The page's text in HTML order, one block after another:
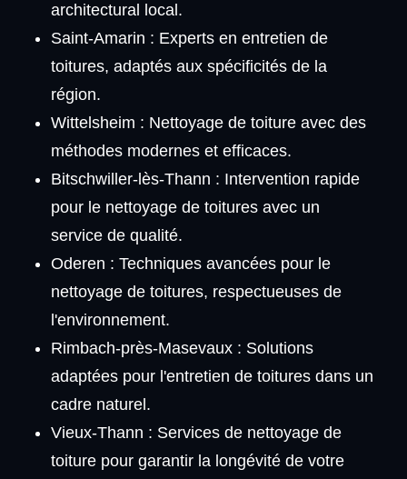
architectural local.
Saint-Amarin : Experts en entretien de
toitures, adaptés aux spécificités de la
région.
Wittelsheim : Nettoyage de toiture avec des
méthodes modernes et efficaces.
Bitschwiller-lès-Thann : Intervention rapide
pour le nettoyage de toitures avec un
service de qualité.
Oderen : Techniques avancées pour le
nettoyage de toitures, respectueuses de
l'environnement.
Rimbach-près-Masevaux : Solutions
adaptées pour l'entretien de toitures dans un
cadre naturel.
Vieux-Thann : Services de nettoyage de
toiture pour garantir la longévité de votre